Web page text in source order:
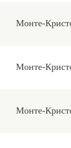
Монте-
Монте-
Монте-